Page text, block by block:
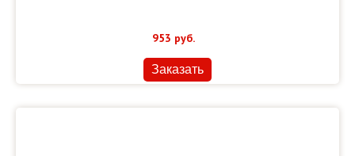
953 руб.
Заказать